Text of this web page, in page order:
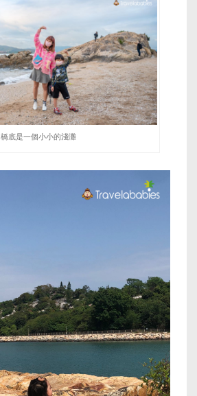
橋底是一個小小的淺灘